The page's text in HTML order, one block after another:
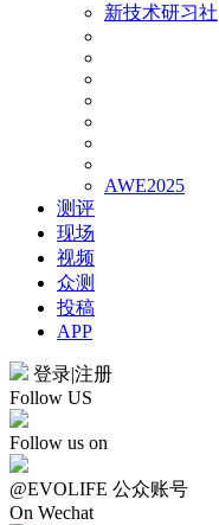
新技术研习社
AWE2025
测评
现场
视频
众测
投稿
APP
登录|注册
Follow US
Follow us on
@EVOLIFE 公众账号
On Wechat